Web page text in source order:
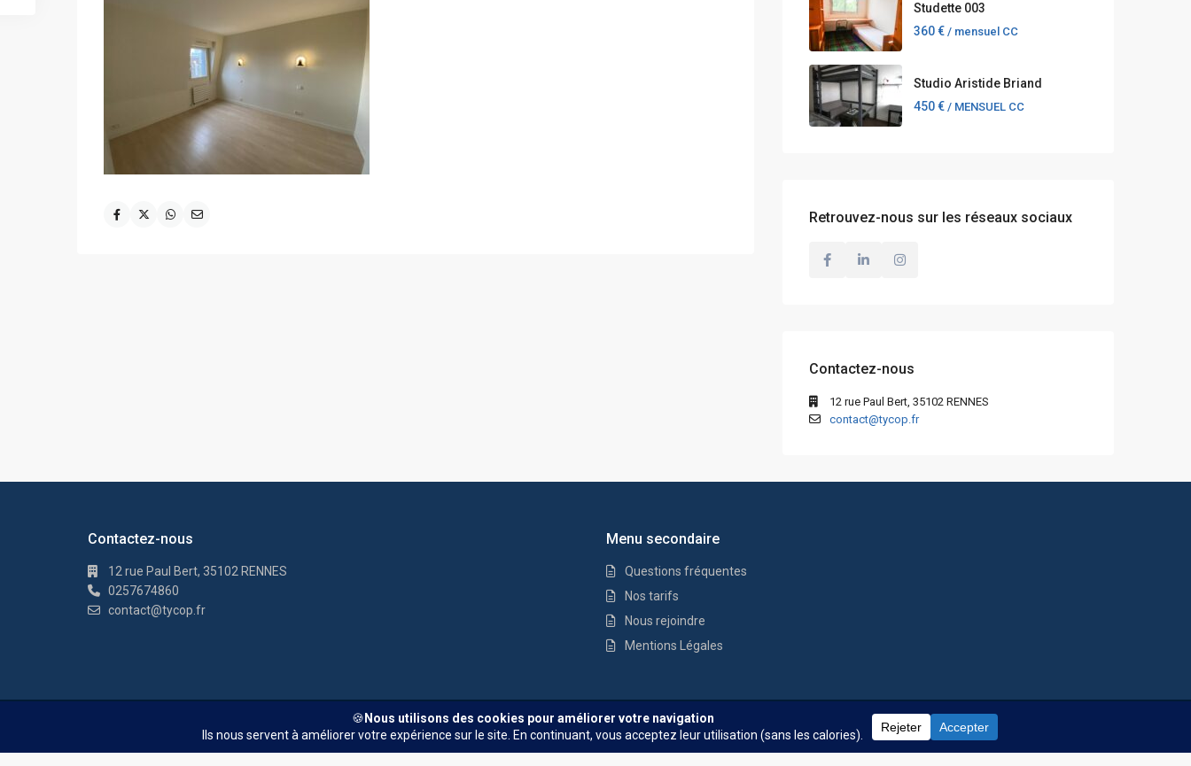
Studette 003
360 € / mensuel CC
Studio Aristide Briand
450 € / MENSUEL CC
Retrouvez-nous sur les réseaux sociaux
Contactez-nous
12 rue Paul Bert, 35102 RENNES
contact@tycop.fr
Contactez-nous
12 rue Paul Bert, 35102 RENNES
0257674860
contact@tycop.fr
Menu secondaire
Questions fréquentes
Nos tarifs
Nous rejoindre
Mentions Légales
Nos tarifsNous rejoindre